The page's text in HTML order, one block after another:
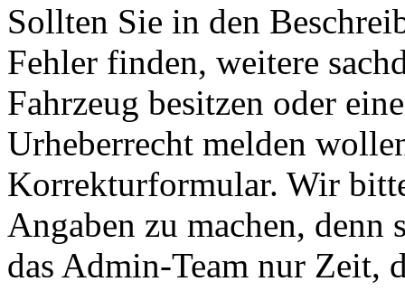
Sollten Sie in den
Fehler finden, weitere
Fahrzeug besitzen oder
Urheberrecht melden
Korrekturformular. Wir
Angaben zu machen,
das Admin-Team nur Zeit,